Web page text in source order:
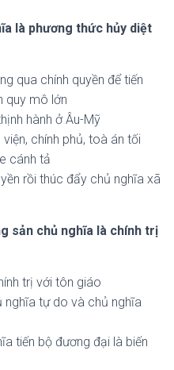
là phương thức hủy diệt
qua chính quyền để tiến
quy mô lớn
hành ở Âu-Mỹ
chính phủ, toà án tối
cánh tả
rồi thúc đẩy chủ nghĩa xã
sản chủ nghĩa là chính trị
trị với tôn giáo
tự do và chủ nghĩa
tiến bộ đương đại là biến